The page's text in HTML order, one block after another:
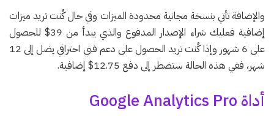
والإضافة تأتي بنسخة مجانية محدودة الميزات وفي حال كُنت تريد ميزات
إضافية فعليك شراء الإصدار المدفوع والذي يبدأ من 39$ للحصول
على 6 شهور وإذا كُنت تريد الحصول على دعم فني احترافي يضل إلى 12
شهر، ففي هذه الحالة ستضطر إلى دفع 12.75$ إضافية.
أداة Google Analytics Pro